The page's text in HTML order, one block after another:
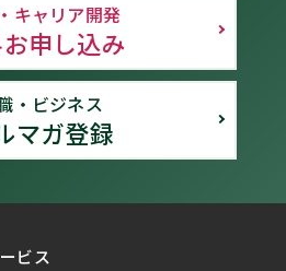
キャリア開発
申し込み
・ビジネス
マガ登録
ビス